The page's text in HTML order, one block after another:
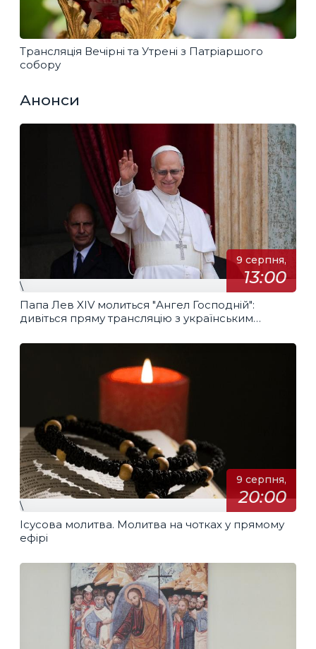
Трансляція Вечірні та Утрені з Патріаршого
собору
Анонси
9 серпня,
13:00
\
Папа Лев XIV молиться "Ангел Господній":
дивіться пряму трансляцію з українським
9 серпня,
20:00
\
Ісусова молитва. Молитва на чотках у прямому
ефірі